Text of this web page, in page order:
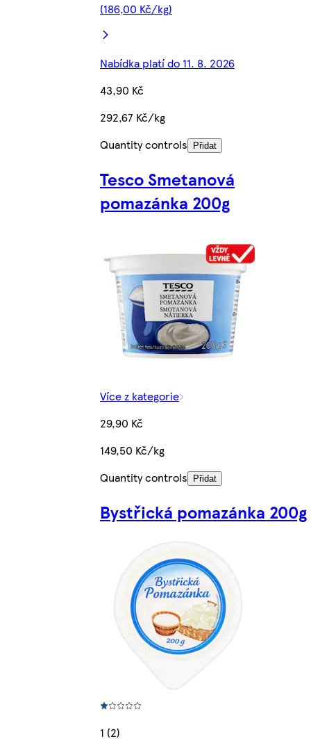
(186,00 Kč/kg)
Nabídka platí do 11. 8. 2026
43,90 Kč
292,67 Kč/kg
Quantity controls
Přidat
Tesco Smetanová
pomazánka 200g
Více z kategorie
29,90 Kč
149,50 Kč/kg
Quantity controls
Přidat
Bystřická pomazánka 200g
1 (2)